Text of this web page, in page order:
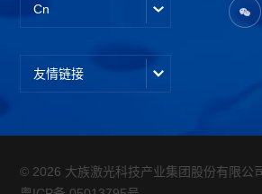
Cn
友情链接
© 2026 大族激光科技产业集团股份有限公